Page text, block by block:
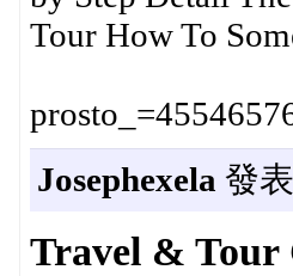
Tour How To
Josephexela 發
Travel & Tour